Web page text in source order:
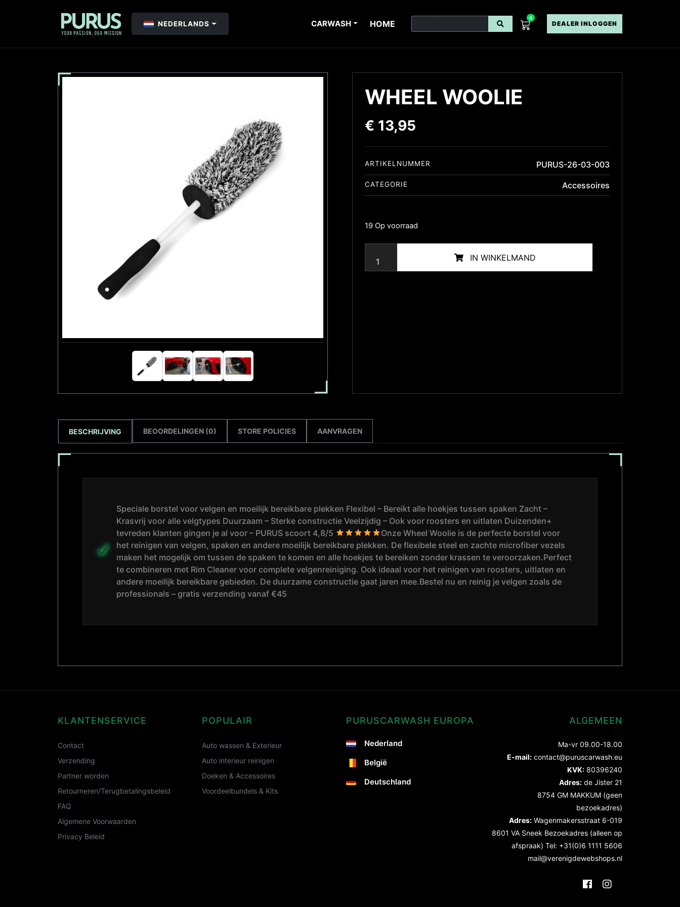
NEDERLANDS CARWASH HOME
0
DEALER INLOGGEN
WHEEL WOOLIE
€ 13,95
ARTIKELNUMMER PURUS-26-03-003
CATEGORIE Accessoires
19 Op voorraad
IN WINKELMAND
BESCHRIJVING BEOORDELINGEN (0) STORE POLICIES AANVRAGEN
Speciale borstel voor velgen en moeilijk bereikbare plekken Flexibel – Bereikt alle hoekjes tussen spaken Zacht –
Krasvrij voor alle velgtypes Duurzaam – Sterke constructie Veelzijdig – Ook voor roosters en uitlaten Duizenden+
tevreden klanten gingen je al voor – PURUS scoort 4,8/5
Onze Wheel Woolie is de perfecte borstel voor
het reinigen van velgen, spaken en andere moeilijk bereikbare plekken. De flexibele steel en zachte microfiber vezels
maken het mogelijk om tussen de spaken te komen en alle hoekjes te bereiken zonder krassen te veroorzaken.Perfect
te combineren met Rim Cleaner voor complete velgenreiniging. Ook ideaal voor het reinigen van roosters, uitlaten en
andere moeilijk bereikbare gebieden. De duurzame constructie gaat jaren mee.Bestel nu en reinig je velgen zoals de
professionals – gratis verzending vanaf €45
KLANTENSERVICE
Contact
Verzending
Partner worden
Retourneren/Terugbetalingsbeleid
FAQ
Algemene Voorwaarden
Privacy Beleid
POPULAIR
Auto wassen & Exterieur
Auto interieur reinigen
Doeken & Accessoires
Voordeelbundels & Kits
PURUSCARWASH EUROPA
Nederland
België
Deutschland
ALGEMEEN
Ma-vr 09.00-18.00
E-mail: contact@puruscarwash.eu
KVK: 80396240
Adres: de Jister 21
8754 GM MAKKUM (geen
bezoekadres)
Adres: Wagenmakersstraat 6-019
8601 VA Sneek Bezoekadres (alleen op
afspraak) Tel: +31(0)6 1111 5606
mail@verenigdewebshops.nl